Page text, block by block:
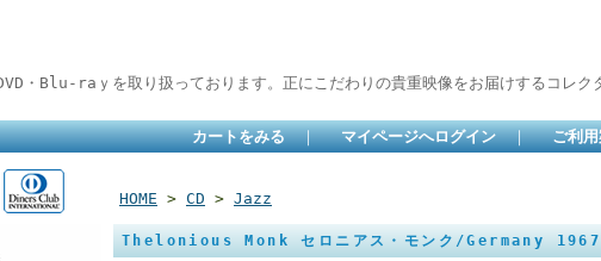
・Blu-raｙを取り扱っております。正にこだわりの貴重映像をお届けするコレク
カートをみる ｜ マイページへログイン ｜ ご利
HOME > CD > Jazz
Thelonious Monk セロニアス・モンク/Germany 1967